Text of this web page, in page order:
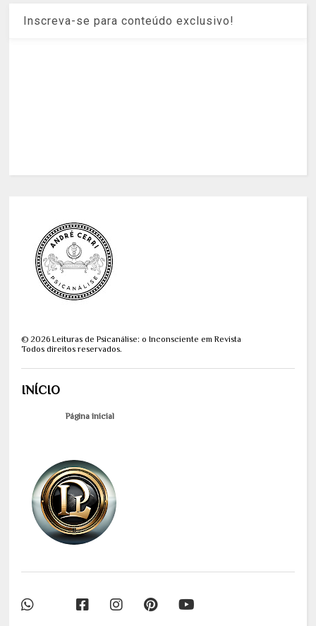
Inscreva-se para conteúdo exclusivo!
© 2026 Leituras de Psicanálise: o Inconsciente em Revista
Todos direitos reservados.
INÍCIO
Página inicial